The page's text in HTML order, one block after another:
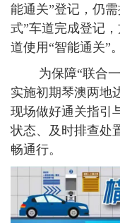
能通关”登记，仍
式”车道完成登记
道使用“智能通关”。
为保障“联合一
实施初期琴澳两地
现场做好通关指引
状态、及时排查处
畅通行。